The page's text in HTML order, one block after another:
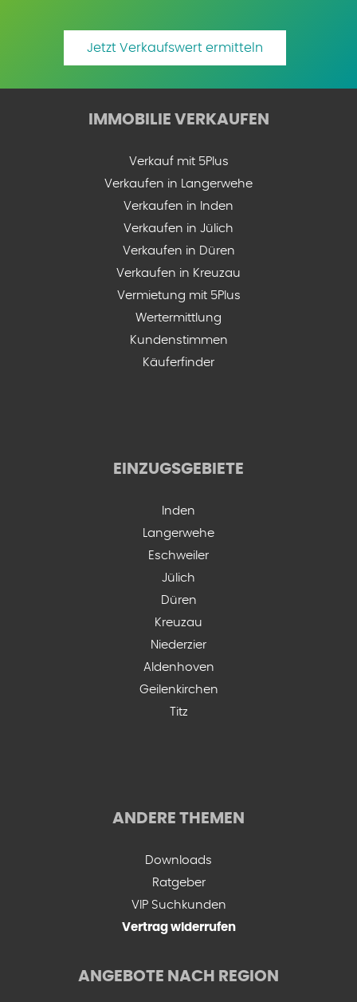
Jetzt Verkaufswert ermitteln
IMMOBILIE VERKAUFEN
Verkauf mit 5Plus
Verkaufen in Langerwehe
Verkaufen in Inden
Verkaufen in Jülich
Verkaufen in Düren
Verkaufen in Kreuzau
Vermietung mit 5Plus
Wertermittlung
Kundenstimmen
Käuferfinder
EINZUGSGEBIETE
Inden
Langerwehe
Eschweiler
Jülich
Düren
Kreuzau
Niederzier
Aldenhoven
Geilenkirchen
Titz
ANDERE THEMEN
Downloads
Ratgeber
VIP Suchkunden
Vertrag widerrufen
ANGEBOTE NACH REGION